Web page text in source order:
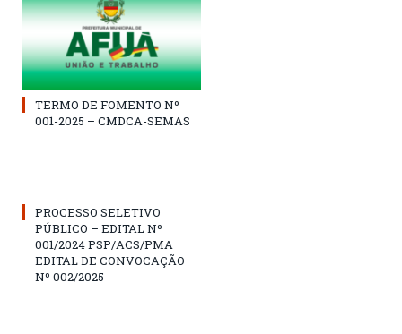
TERMO DE FOMENTO Nº
001-2025 – CMDCA-SEMAS
PROCESSO SELETIVO
PÚBLICO – EDITAL Nº
001/2024 PSP/ACS/PMA
EDITAL DE CONVOCAÇÃO
Nº 002/2025